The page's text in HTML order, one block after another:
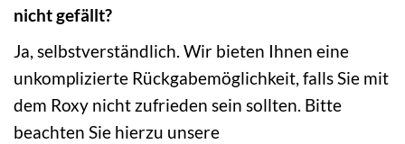
nicht gefällt?
Ja, selbstverständlich. Wir bieten Ihnen eine
unkomplizierte Rückgabemöglichkeit, falls Sie mit
dem Roxy nicht zufrieden sein sollten. Bitte
beachten Sie hierzu unsere